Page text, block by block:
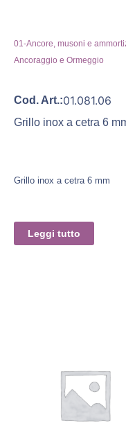
01-Ancore, musoni e
Ancoraggio e Ormeggio
Cod. Art.:01.081.06
Grillo inox a cetra 6
Grillo inox a cetra 6 mm
Leggi tutto